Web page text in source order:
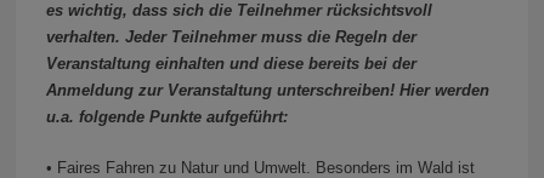
es wichtig, dass sich die Teilnehmer rücksichtsvoll
verhalten. Jeder Teilnehmer muss die Regeln der
Veranstaltung einhalten und diese bereits bei der
Anmeldung zur Veranstaltung unterschreiben! Hier werden
u.a. folgende Punkte aufgeführt:
• Faires Fahren zu Natur und Umwelt. Besonders im Wald ist